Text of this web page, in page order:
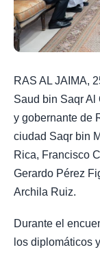
RAS AL JAIMA,
Saud bin Saqr Al
y gobernante de
ciudad Saqr bin
Rica, Francisco
Gerardo Pérez
Archila Ruiz.
Durante el
los diplomáticos